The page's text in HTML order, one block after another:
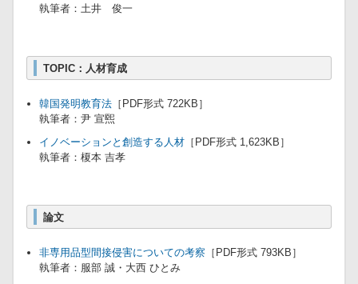
執筆者：土井 俊一
TOPIC：人材育成
韓国発明教育法［PDF形式 722KB］
執筆者：尹 宣煕
イノベーションと創造する人材［PDF形式 1,623KB］
執筆者：榎本 吉孝
論文
非専用品型間接侵害についての考察 ［PDF形式 793KB］
執筆者：服部 誠・大西 ひとみ